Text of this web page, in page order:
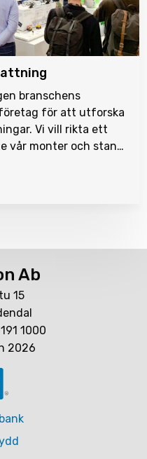
branschens
för att utforska
Vi vill rikta ett
vår monter och stan…
Ab
15
1000
2026